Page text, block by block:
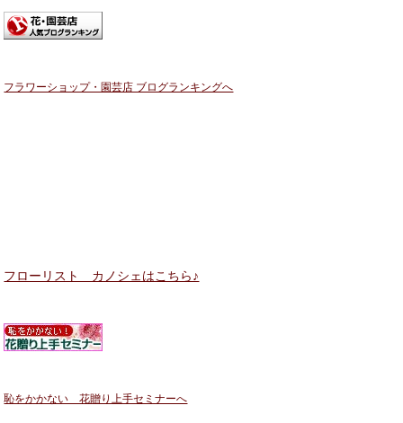
フラワーショップ・園芸店 ブログランキングへ
フローリスト カノシェはこちら♪
恥をかかない 花贈り上手セミナーへ